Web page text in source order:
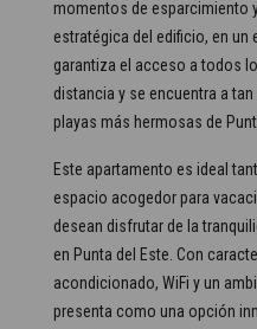
momentos de esparcimiento
estratégica del edificio, en un
garantiza el acceso a todos
distancia y se encuentra a
playas más hermosas de
Este apartamento es ideal
espacio acogedor para
desean disfrutar de la
en Punta del Este. Con
acondicionado, WiFi y un
presenta como una opción